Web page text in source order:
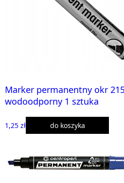
Marker permanentny okr
wodoodporny 1 sztuka
1,25 zł do koszyka